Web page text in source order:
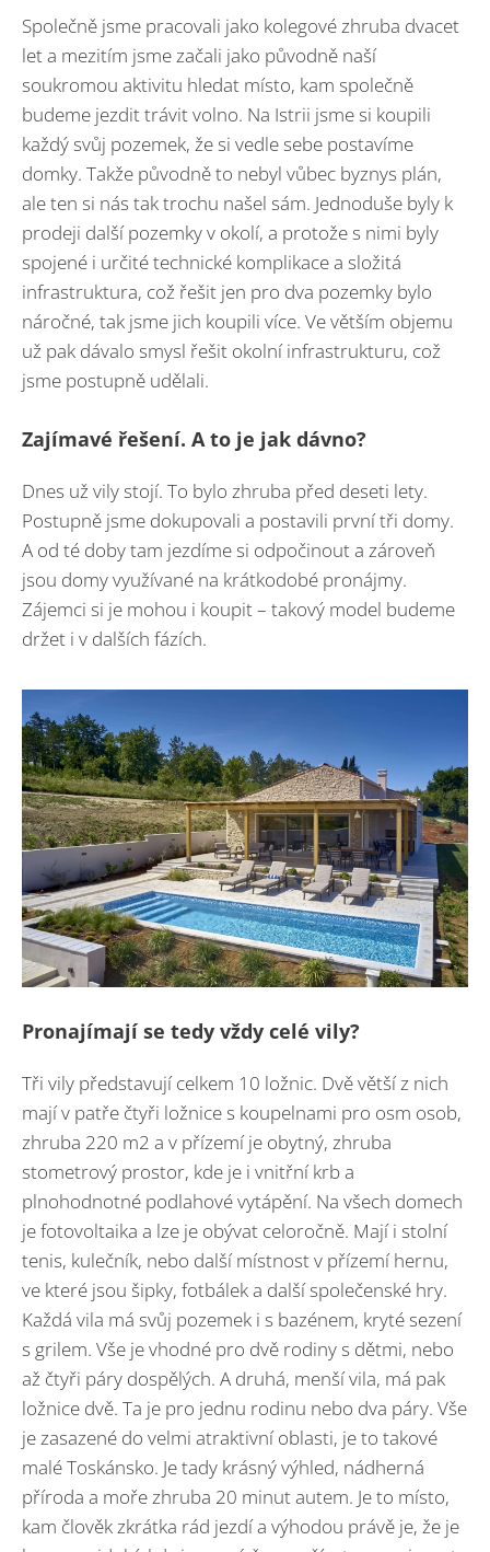
Společně jsme pracovali jako kolegové zhruba dvacet
let a mezitím jsme začali jako původně naší
soukromou aktivitu hledat místo, kam společně
budeme jezdit trávit volno. Na Istrii jsme si koupili
každý svůj pozemek, že si vedle sebe postavíme
domky. Takže původně to nebyl vůbec byznys plán,
ale ten si nás tak trochu našel sám. Jednoduše byly k
prodeji další pozemky v okolí, a protože s nimi byly
spojené i určité technické komplikace a složitá
infrastruktura, což řešit jen pro dva pozemky bylo
náročné, tak jsme jich koupili více. Ve větším objemu
už pak dávalo smysl řešit okolní infrastrukturu, což
jsme postupně udělali.
Zajímavé řešení. A to je jak dávno?
Dnes už vily stojí. To bylo zhruba před deseti lety.
Postupně jsme dokupovali a postavili první tři domy.
A od té doby tam jezdíme si odpočinout a zároveň
jsou domy využívané na krátkodobé pronájmy.
Zájemci si je mohou i koupit – takový model budeme
držet i v dalších fázích.
Pronajímají se tedy vždy celé vily?
Tři vily představují celkem 10 ložnic. Dvě větší z nich
mají v patře čtyři ložnice s koupelnami pro osm osob,
zhruba 220 m2 a v přízemí je obytný, zhruba
stometrový prostor, kde je i vnitřní krb a
plnohodnotné podlahové vytápění. Na všech domech
je fotovoltaika a lze je obývat celoročně. Mají i stolní
tenis, kulečník, nebo další místnost v přízemí hernu,
ve které jsou šipky, fotbálek a další společenské hry.
Každá vila má svůj pozemek i s bazénem, kryté sezení
s grilem. Vše je vhodné pro dvě rodiny s dětmi, nebo
až čtyři páry dospělých. A druhá, menší vila, má pak
ložnice dvě. Ta je pro jednu rodinu nebo dva páry. Vše
je zasazené do velmi atraktivní oblasti, je to takové
malé Toskánsko. Je tady krásný výhled, nádherná
příroda a moře zhruba 20 minut autem. Je to místo,
kam člověk zkrátka rád jezdí a výhodou právě je, že je